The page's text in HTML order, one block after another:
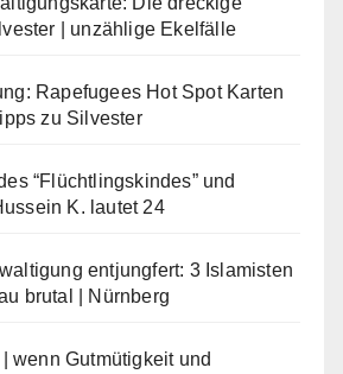
| unzählige Ekelfälle
Rapefugees Hot Spot Karten
zu Silvester
“Flüchtlingskindes” und
K. lautet 24
entjungfert: 3 Islamisten
brutal | Nürnberg
wenn Gutmütigkeit und